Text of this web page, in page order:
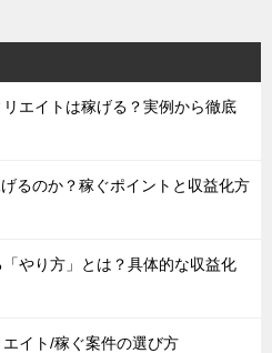
エイトは稼げる？実例から徹底
るのか？稼ぐポイントと収益化方
やり方」とは？具体的な収益化
イト/稼ぐ案件の選び方